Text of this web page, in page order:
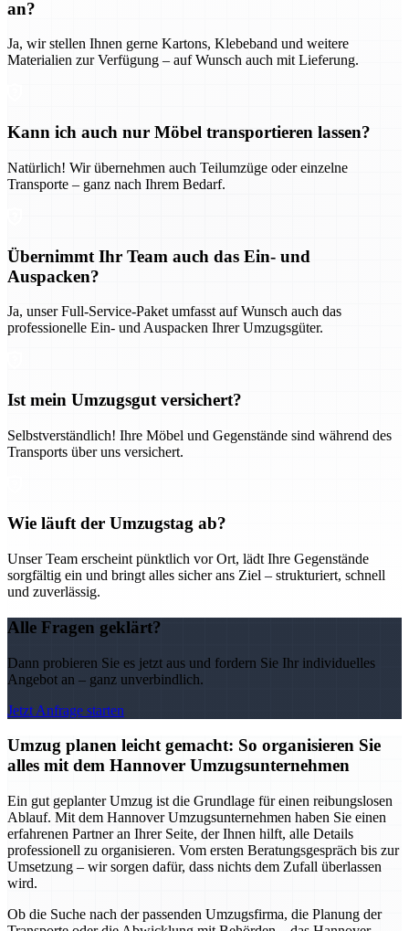
an?
Ja, wir stellen Ihnen gerne Kartons, Klebeband und weitere
Materialien zur Verfügung – auf Wunsch auch mit Lieferung.
Kann ich auch nur Möbel transportieren lassen?
Natürlich! Wir übernehmen auch Teilumzüge oder einzelne
Transporte – ganz nach Ihrem Bedarf.
Übernimmt Ihr Team auch das Ein- und
Auspacken?
Ja, unser Full-Service-Paket umfasst auf Wunsch auch das
professionelle Ein- und Auspacken Ihrer Umzugsgüter.
Ist mein Umzugsgut versichert?
Selbstverständlich! Ihre Möbel und Gegenstände sind während des
Transports über uns versichert.
Wie läuft der Umzugstag ab?
Unser Team erscheint pünktlich vor Ort, lädt Ihre Gegenstände
sorgfältig ein und bringt alles sicher ans Ziel – strukturiert, schnell
und zuverlässig.
Alle Fragen geklärt?
Dann probieren Sie es jetzt aus und fordern Sie Ihr individuelles
Angebot an – ganz unverbindlich.
Jetzt Anfrage starten
Umzug planen leicht gemacht: So organisieren Sie
alles mit dem Hannover Umzugsunternehmen
Ein gut geplanter Umzug ist die Grundlage für einen reibungslosen
Ablauf. Mit dem Hannover Umzugsunternehmen haben Sie einen
erfahrenen Partner an Ihrer Seite, der Ihnen hilft, alle Details
professionell zu organisieren. Vom ersten Beratungsgespräch bis zur
Umsetzung – wir sorgen dafür, dass nichts dem Zufall überlassen
wird.
Ob die Suche nach der passenden Umzugsfirma, die Planung der